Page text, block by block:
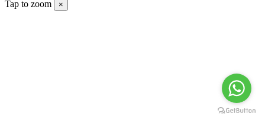
Tap to zoom ×